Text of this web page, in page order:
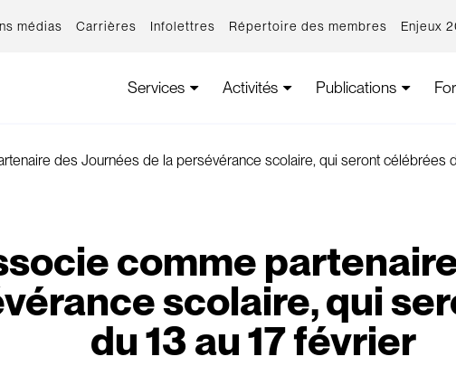
médias Carrières Infolettres Répertoire des membres Enjeux
Services Activités Publications
des Journées de la persévérance scolaire, qui seront célébrées
comme
scolaire, qui
du 13 au 17 février